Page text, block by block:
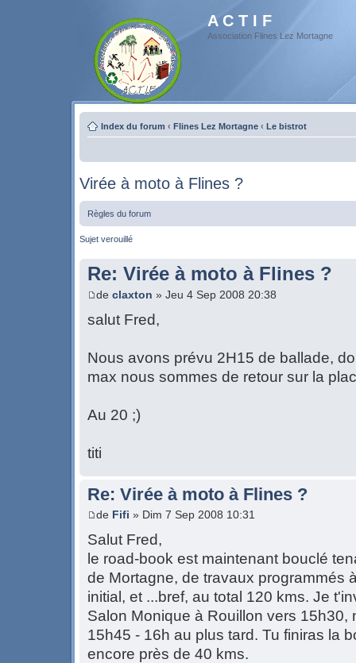
A C T I F
Association Flines Lez Mortagne
Index du forum ‹ Flines Lez Mortagne ‹ Le bistrot
Virée à moto à Flines ?
Règles du forum
Sujet verouillé
Re: Virée à moto à Flines ?
de claxton » Jeu 4 Sep 2008 20:38
salut Fred,
Nous avons prévu 2H15 de ballade,
max nous sommes de retour sur la
Au 20 ;)
titi
Re: Virée à moto à Flines ?
de Fifi » Dim 7 Sep 2008 10:31
Salut Fred,
le road-book est maintenant bouclé
de Mortagne, de travaux programmés
initial, et ...bref, au total 120 kms. Je
Salon Monique à Rouillon vers 15h30,
15h45 - 16h au plus tard. Tu finiras la
encore près de 40 kms.